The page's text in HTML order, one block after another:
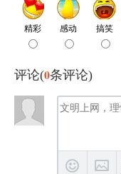
评论(0条评论)